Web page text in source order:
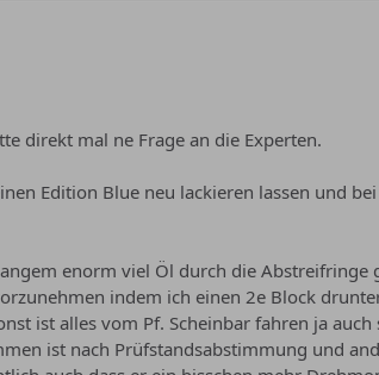
direkt mal ne Frage an die Experten.
Edition Blue neu lackieren lassen und
enorm viel Öl durch die
indem ich einen 2e Block
ist alles vom Pf. Scheinbar fahren ja
ist nach Prüfstandsabstimmung und